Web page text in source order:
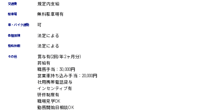
DTPオペレーター
CADオペレーター
WEBデザイナー
カスタマーエンジニア
販売・サービス・フード系
広島市安佐北区
広島市安芸区
時給制すべて
交通費 規定内支給
駐車場 無料駐車場有
車・バイク通勤 可
各種保険 法定による
有給休暇 法定による
その他
賞与有(2回/年2ヶ月分)
昇給有
職務手当：30,000円
営業車持ち込み手当：20,000円
社用携帯電話貸与
インセンティブ有
研修制度有
職場見学OK
勤務開始日相談OK